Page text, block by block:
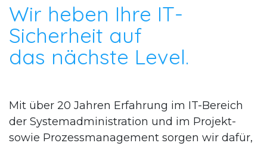
Wir heben Ihre IT-
Sicherheit auf
das nächste Level.
Mit über 20 Jahren Erfahrung im IT-Bereich
der Systemadministration und im Projekt-
sowie Prozessmanagement sorgen wir dafür,